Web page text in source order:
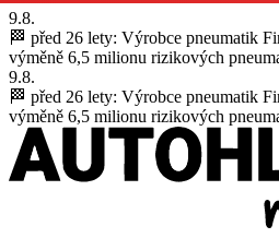
9.8.
🏁 před 26 lety: Výrobce pneumatik
výměně 6,5 milionu rizikových
9.8.
🏁 před 26 lety: Výrobce pneumatik
výměně 6,5 milionu rizikových